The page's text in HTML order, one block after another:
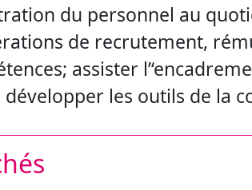
du personnel au
de recrutement,
assister
développer les outils de la